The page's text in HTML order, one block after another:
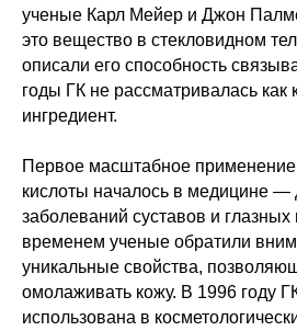
ученые Карл Мейер и Джон
это вещество в стекловидном
описали его способность
годы ГК не рассматривалась как
ингредиент.
Первое масштабное применение
кислоты началось в медицине —
заболеваний суставов и
временем ученые обратили
уникальные свойства,
омолаживать кожу. В 1996 году
использована в